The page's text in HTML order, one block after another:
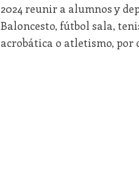
2024 reunir a alumnos y
Baloncesto, fútbol sala,
acrobática o atletismo, por